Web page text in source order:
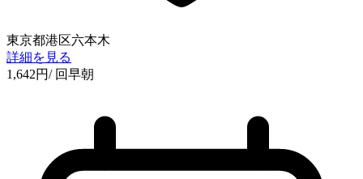
東京都港区六本木
詳細を見る
1,642円/ 回早朝